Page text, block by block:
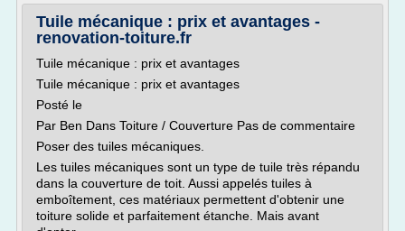
Tuile mécanique : prix et avantages -
renovation-toiture.fr
Tuile mécanique : prix et avantages
Tuile mécanique : prix et avantages
Posté le
Par Ben Dans Toiture / Couverture Pas de commentaire
Poser des tuiles mécaniques.
Les tuiles mécaniques sont un type de tuile très répandu
dans la couverture de toit. Aussi appelés tuiles à
emboîtement, ces matériaux permettent d'obtenir une
toiture solide et parfaitement étanche. Mais avant